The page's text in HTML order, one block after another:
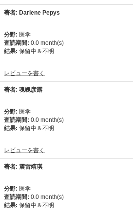
著者: Darlene Pepys
分野: 医学
査読期間: 0.0 month(s)
結果: 保留中＆不明
レビューを書く
著者: 魂魄彦露
分野: 医学
査読期間: 0.0 month(s)
結果: 保留中＆不明
レビューを書く
著者: 震雷靖琪
分野: 医学
査読期間: 0.0 month(s)
結果: 保留中＆不明